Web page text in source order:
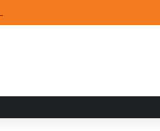
fortalece su acervo con nuevas